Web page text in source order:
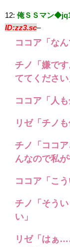
12: 俺ＳＳマン
ID:zz3.sc–
ココア「な
チノ「嫌で
ててください
ココア「人
リゼ「チノ
チノ「ココ
んなので私が
ココア「こ
チノ「そう
い」
リゼ「はぁ